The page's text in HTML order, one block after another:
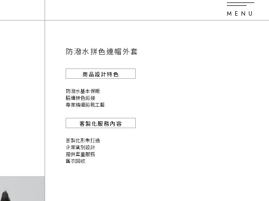
MENU
防潑水拼色連帽外套
商品設計特色
防潑水基本保暖
脇邊拼色剪接
專業精細剪裁工藝
客製化服務內容
客製化形象打造
企業識別設計
提供套量服務
舊衣回收